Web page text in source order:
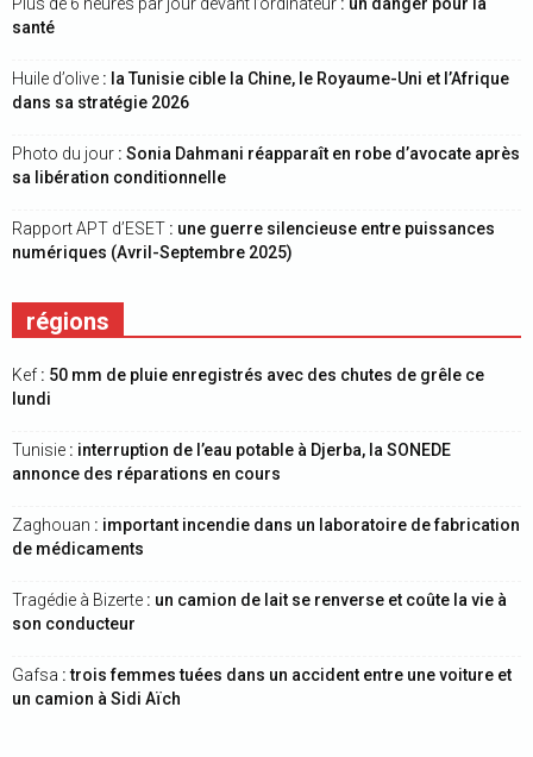
santé
Huile d’olive : la Tunisie cible la Chine, le Royaume-Uni et l’Afrique
dans sa stratégie 2026
Photo du jour : Sonia Dahmani réapparaît en robe d’avocate après
sa libération conditionnelle
Rapport APT d’ESET : une guerre silencieuse entre puissances
numériques (Avril-Septembre 2025)
régions
Kef : 50 mm de pluie enregistrés avec des chutes de grêle ce
lundi
Tunisie : interruption de l’eau potable à Djerba, la SONEDE
annonce des réparations en cours
Zaghouan : important incendie dans un laboratoire de fabrication
de médicaments
Tragédie à Bizerte : un camion de lait se renverse et coûte la vie à
son conducteur
Gafsa : trois femmes tuées dans un accident entre une voiture et
un camion à Sidi Aïch